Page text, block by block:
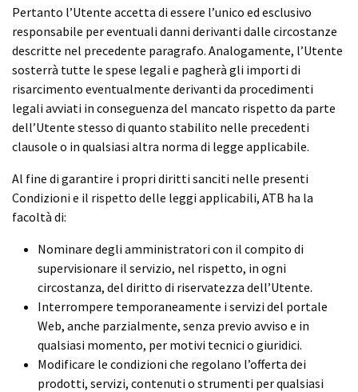
Pertanto l’Utente accetta di essere l’unico ed esclusivo
responsabile per eventuali danni derivanti dalle circostanze
descritte nel precedente paragrafo. Analogamente, l’Utente
sosterrà tutte le spese legali e pagherà gli importi di
risarcimento eventualmente derivanti da procedimenti
legali avviati in conseguenza del mancato rispetto da parte
dell’Utente stesso di quanto stabilito nelle precedenti
clausole o in qualsiasi altra norma di legge applicabile.
Al fine di garantire i propri diritti sanciti nelle presenti
Condizioni e il rispetto delle leggi applicabili, ATB ha la
facoltà di:
Nominare degli amministratori con il compito di
supervisionare il servizio, nel rispetto, in ogni
circostanza, del diritto di riservatezza dell’Utente.
Interrompere temporaneamente i servizi del portale
Web, anche parzialmente, senza previo avviso e in
qualsiasi momento, per motivi tecnici o giuridici.
Modificare le condizioni che regolano l’offerta dei
prodotti, servizi, contenuti o strumenti per qualsiasi